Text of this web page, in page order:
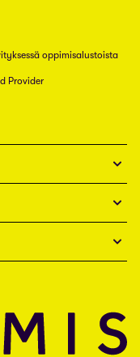
oppimisalustoista
Provider